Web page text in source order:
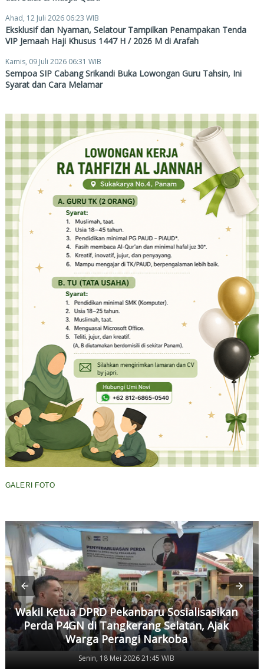
Ahad, 12 Juli 2026 06:23 WIB
Eksklusif dan Nyaman, Selatour Tampilkan Penampakan Tenda
VIP Jemaah Haji Khusus 1447 H / 2026 M di Arafah
Kamis, 09 Juli 2026 06:31 WIB
Sempoa SIP Cabang Srikandi Buka Lowongan Guru Tahsin, Ini
Syarat dan Cara Melamar
GALERI FOTO
Wakil Ketua DPRD Pekanbaru Sosialisasikan
Perda P4GN di Tangkerang Selatan, Ajak
Warga Perangi Narkoba
Senin, 18 Mei 2026 21:45 WIB